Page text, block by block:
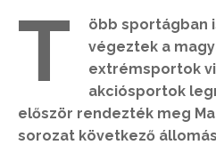
T
öbb sportágban
végeztek a
extrémsportok
akciósportok
először rendezték meg
sorozat következő